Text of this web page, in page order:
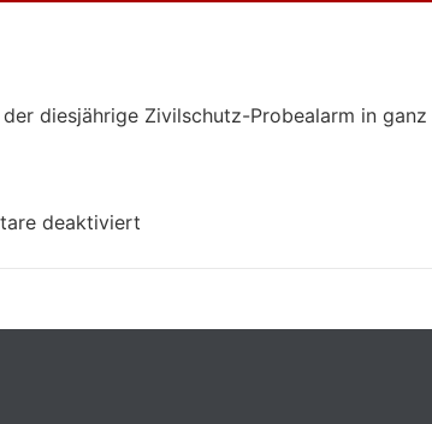
diesjährige Zivilschutz-Probealarm in
deaktiviert